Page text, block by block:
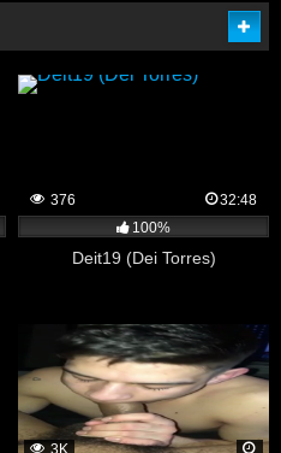
376
32:48
100%
Deit19 (Dei Torres)